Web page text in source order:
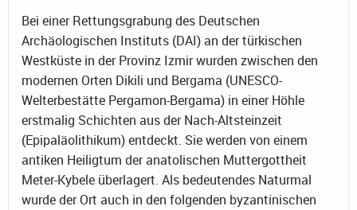
Bei einer Rettungsgrabung des Deutschen
Archäologischen Instituts (DAI) an der türkischen
Westküste in der Provinz Izmir wurden zwischen den
modernen Orten Dikili und Bergama (UNESCO-
Welterbestätte Pergamon-Bergama) in einer Höhle
erstmalig Schichten aus der Nach-Altsteinzeit
(Epipaläolithikum) entdeckt. Sie werden von einem
antiken Heiligtum der anatolischen Muttergottheit
Meter-Kybele überlagert. Als bedeutendes Naturmal
wurde der Ort auch in den folgenden byzantinischen